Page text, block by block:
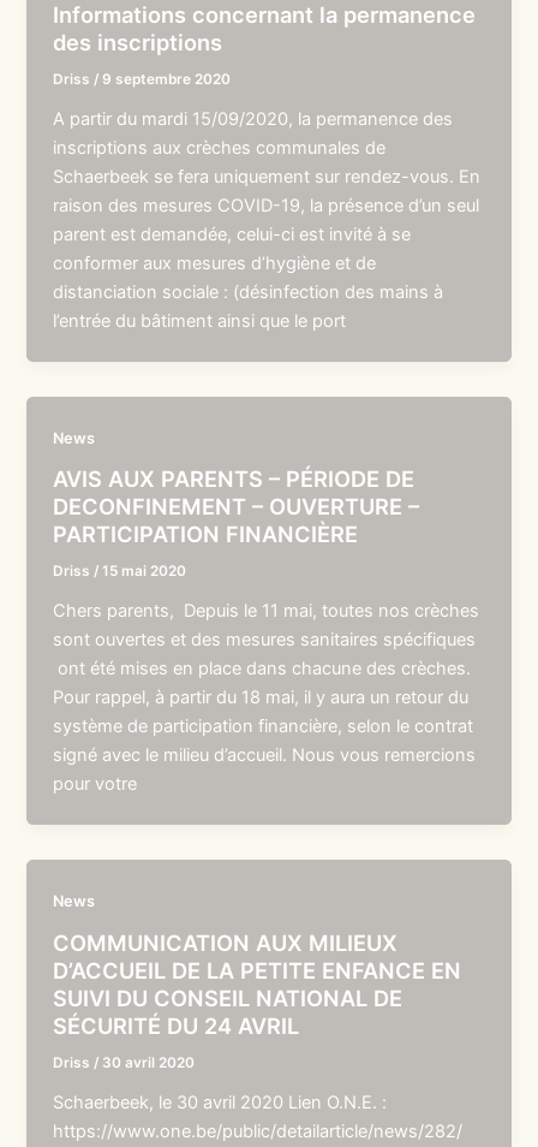
Informations concernant la permanence
des inscriptions
Driss / 9 septembre 2020
A partir du mardi 15/09/2020, la permanence des
inscriptions aux crèches communales de
Schaerbeek se fera uniquement sur rendez-vous. En
raison des mesures COVID-19, la présence d’un seul
parent est demandée, celui-ci est invité à se
conformer aux mesures d’hygiène et de
distanciation sociale : (désinfection des mains à
l’entrée du bâtiment ainsi que le port
News
AVIS AUX PARENTS – PÉRIODE DE
DECONFINEMENT – OUVERTURE –
PARTICIPATION FINANCIÈRE
Driss /15 mai 2020
Chers parents, Depuis le 11 mai, toutes nos crèches
sont ouvertes et des mesures sanitaires spécifiques
ont été mises en place dans chacune des crèches.
Pour rappel, à partir du 18 mai, il y aura un retour du
système de participation financière, selon le contrat
signé avec le milieu d’accueil. Nous vous remercions
pour votre
News
COMMUNICATION AUX MILIEUX
D’ACCUEIL DE LA PETITE ENFANCE EN
SUIVI DU CONSEIL NATIONAL DE
SÉCURITÉ DU 24 AVRIL
Driss / 30 avril 2020
Schaerbeek, le 30 avril 2020 Lien O.N.E. :
https://www.one.be/public/detailarticle/news/282/